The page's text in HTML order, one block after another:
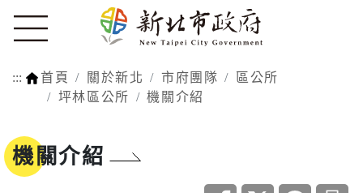
::: 首頁 關於新北 市府團隊
區公所
坪林區公所
機關介紹
機關介紹